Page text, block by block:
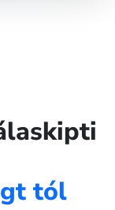
tól